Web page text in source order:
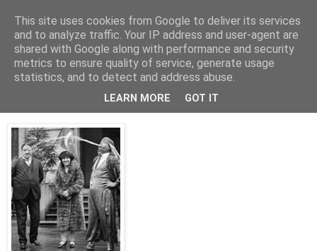
Wiki Facts #40
This site uses cookies from Google to deliver its services
and to analyze traffic. Your IP address and user-agent are
shared with Google along with performance and security
metrics to ensure quality of service, generate usage
statistics, and to detect and address abuse.
LEARN MORE GOT IT